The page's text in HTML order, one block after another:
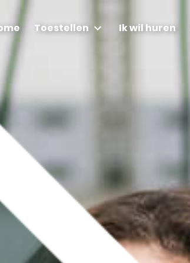
Toestellen Ik wil huren